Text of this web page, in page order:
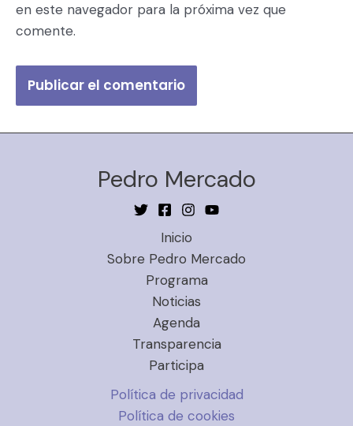
en este navegador para la próxima vez que
comente.
Pedro Mercado
Inicio
Sobre Pedro Mercado
Programa
Noticias
Agenda
Transparencia
Participa
Política de privacidad
Política de cookies